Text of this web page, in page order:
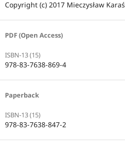
Copyright (c) 2017 Mieczysław Karaś
PDF (Open Access)
ISBN-13 (15)
978-83-7638-869-4
Paperback
ISBN-13 (15)
978-83-7638-847-2